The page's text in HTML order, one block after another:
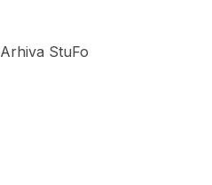
Arhiva StuFo